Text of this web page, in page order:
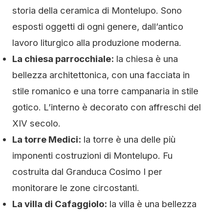
storia della ceramica di Montelupo. Sono
esposti oggetti di ogni genere, dall’antico
lavoro liturgico alla produzione moderna.
La chiesa parrocchiale: la chiesa è una
bellezza architettonica, con una facciata in
stile romanico e una torre campanaria in stile
gotico. L’interno è decorato con affreschi del
XIV secolo.
La torre Medici: la torre è una delle più
imponenti costruzioni di Montelupo. Fu
costruita dal Granduca Cosimo I per
monitorare le zone circostanti.
La villa di Cafaggiolo: la villa è una bellezza